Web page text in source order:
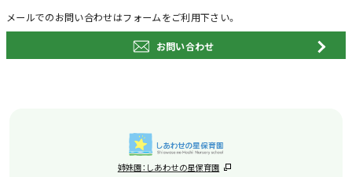
メールでのお問い合わせはフォームをご利用下さい。
お問い合わせ
姉妹園：しあわせの星保育園